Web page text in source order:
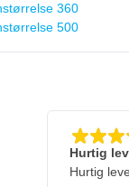
360
500
Hurtig
Hurtig